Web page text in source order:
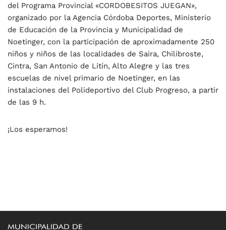
del Programa Provincial «CORDOBESITOS JUEGAN»,
organizado por la Agencia Córdoba Deportes, Ministerio
de Educación de la Provincia y Municipalidad de
Noetinger, con la participación de aproximadamente 250
niños y niños de las localidades de Saira, Chilibroste,
Cintra, San Antonio de Litín, Alto Alegre y las tres
escuelas de nivel primario de Noetinger, en las
instalaciones del Polideportivo del Club Progreso, a partir
de las 9 h.
¡Los esperamos!